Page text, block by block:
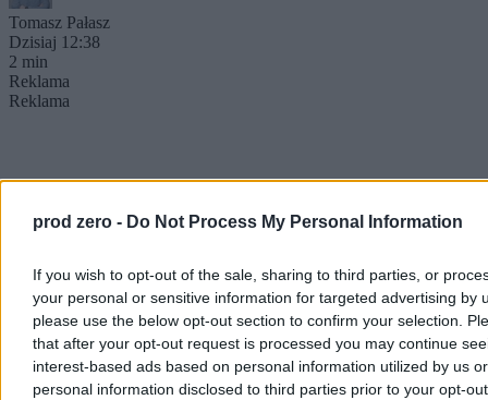
prod zero - Do Not Process My Personal Information
If you wish to opt-out of the sale, sharing to third parties, or
your personal or sensitive information for targeted advertising by
please use the below opt-out section to confirm your selection.
that after your opt-out request is processed you may continue
interest-based ads based on personal information utilized by us or
personal information disclosed to third parties prior to your opt-
Tomasz Pałasz
Dzisiaj 12:38
2 min
Reklama
Reklama
Kraj